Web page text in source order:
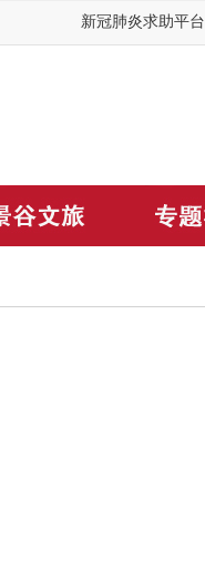
新冠肺炎求助平台